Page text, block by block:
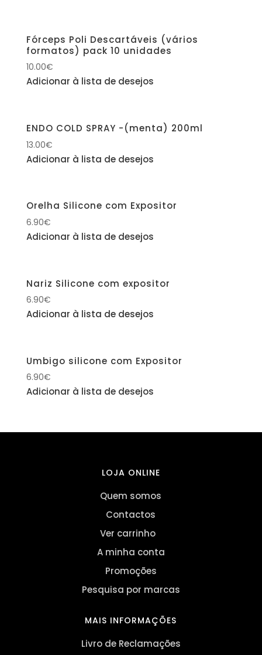
Fórceps Poli Descartáveis (vários
formatos) pack 10 unidades
10.00€
Adicionar à lista de desejos
ENDO COLD SPRAY -(menta) 200ml
13.00€
Adicionar à lista de desejos
Orelha Silicone com Expositor
6.90€
Adicionar à lista de desejos
Nariz Silicone com expositor
6.90€
Adicionar à lista de desejos
Umbigo silicone com Expositor
6.90€
Adicionar à lista de desejos
LOJA ONLINE
Quem somos
Contactos
Ver carrinho
A minha conta
Promoções
Pesquisa por marcas
MAIS INFORMAÇÕES
Livro de Reclamações